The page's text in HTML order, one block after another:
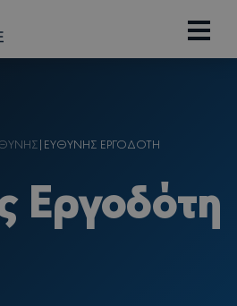
| ΕΥΘΥΝΗΣ ΕΡΓΟΔΟΤΗ
Εργοδότη